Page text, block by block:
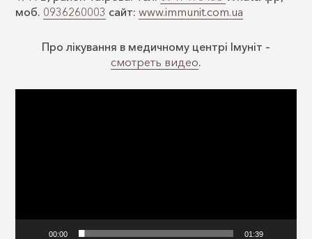
моб. 0936260003 сайт: www.immunit.com.ua
Про лікування в медичному центрі Імуніт –
смотреть видео.
00:00 01:39